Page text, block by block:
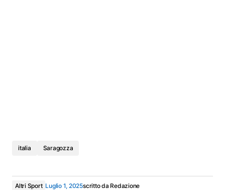
italia Saragozza
Altri Sport Luglio 1, 2025scritto da Redazione